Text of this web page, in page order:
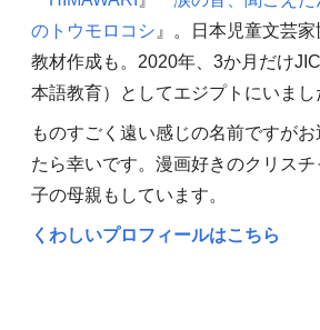
のトウモロコシ 』。日本児童文芸
教材作成も。2020年、3か月だけ
本語教育）としてエジプトにいまし
ものすごく遠い感じの名前ですが
たら幸いです。漫画好きのクリス
子の母親もしています。
くわしいプロフィールはこちら